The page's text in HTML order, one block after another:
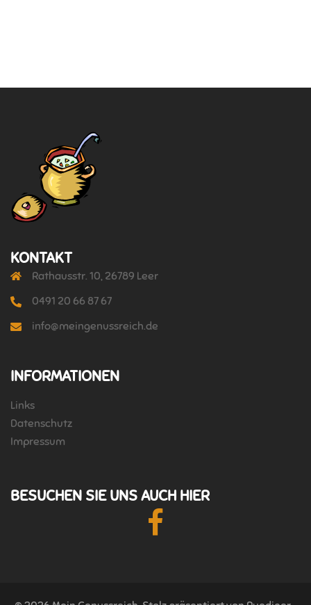
KONTAKT
Rathausstr. 10, 26789 Leer
0491 20 66 87 67
info@meingenussreich.de
INFORMATIONEN
Links
Datenschutz
Impressum
BESUCHEN SIE UNS AUCH HIER